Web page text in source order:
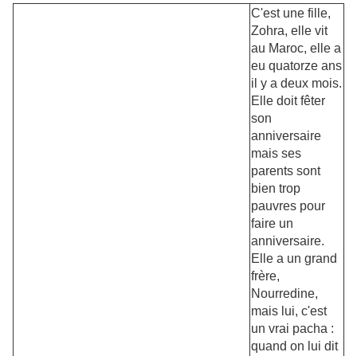
C'est une fille,
Zohra, elle vit
au Maroc, elle a
eu quatorze ans
il y a deux mois.
Elle doit fêter
son
anniversaire
mais ses
parents sont
bien trop
pauvres pour
faire un
anniversaire.
Elle a un grand
frère,
Nourredine,
mais lui, c'est
un vrai pacha :
quand on lui dit